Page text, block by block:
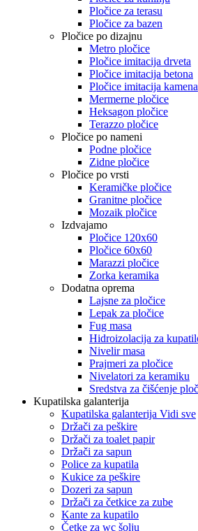
Pločice za terasu
Pločice za bazen
Pločice po dizajnu
Metro pločice
Pločice imitacija drveta
Pločice imitacija betona
Pločice imitacija kamena
Mermerne pločice
Heksagon pločice
Terazzo pločice
Pločice po nameni
Podne pločice
Zidne pločice
Pločice po vrsti
Keramičke pločice
Granitne pločice
Mozaik pločice
Izdvajamo
Pločice 120x60
Pločice 60x60
Marazzi pločice
Zorka keramika
Dodatna oprema
Lajsne za pločice
Lepak za pločice
Fug masa
Hidroizolacija za
Nivelir masa
Prajmeri za pločice
Nivelatori za keramiku
Sredstva za čišćenje
Kupatilska galanterija
Kupatilska galanterija Vidi sve
Držači za peškire
Držači za toalet papir
Držači za sapun
Police za kupatila
Kukice za peškire
Dozeri za sapun
Držači za četkice za zube
Kante za kupatilo
Četke za wc šolju